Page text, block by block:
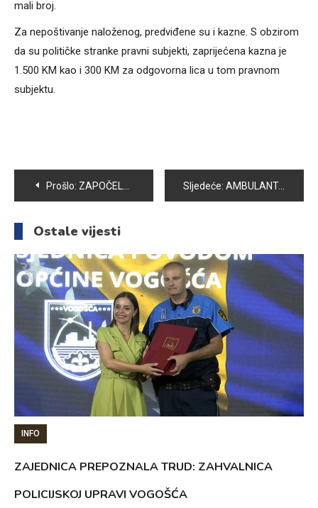
mali broj.
Za nepoštivanje naloženog, predviđene su i kazne. S obzirom
da su političke stranke pravni subjekti, zaprijećena kazna je
1.500 KM kao i 300 KM za odgovorna lica u tom pravnom
subjektu.
Navigacija
članaka
Prošlo: ZAPOČELA REKONSTRUKCIJA VODOVODNE MREŽE NA KOBILJOJ GLAVI Sljedeće: AMBULANTA NA ROSULJAMA DO KRAJA GODINE
Ostale vijesti
INFO
ZAJEDNICA PREPOZNALA TRUD: ZAHVALNICA
POLICIJSKOJ UPRAVI VOGOŠĆA